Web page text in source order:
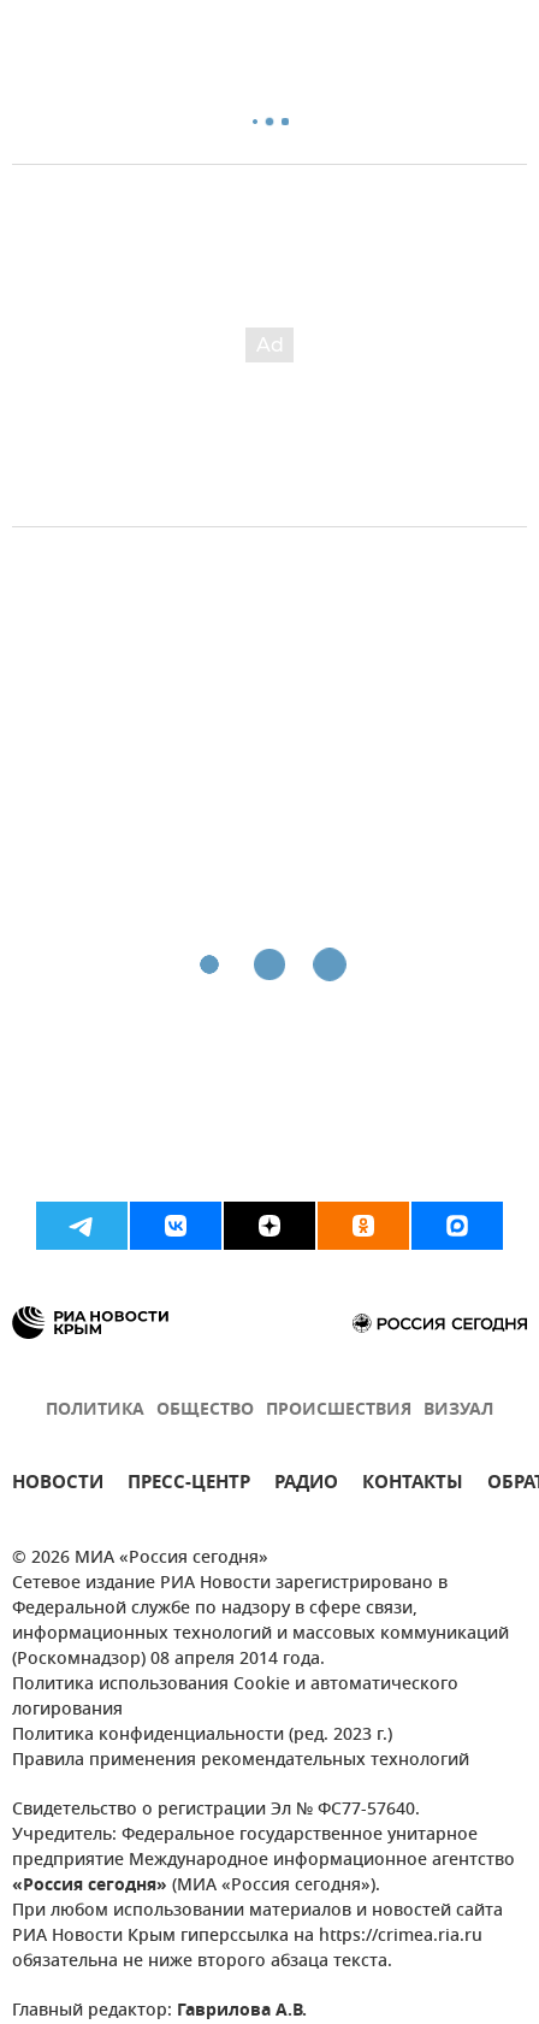
ПОЛИТИКА ОБЩЕСТВО ПРОИСШЕСТВИЯ ВИЗУАЛ
НОВОСТИ ПРЕСС-ЦЕНТР РАДИО КОНТАКТЫ
© 2026 МИА «Россия сегодня»
Сетевое издание РИА Новости зарегистрировано в
Федеральной службе по надзору в сфере связи,
информационных технологий и массовых коммуникаций
(Роскомнадзор) 08 апреля 2014 года.
Политика использования Cookie и автоматического
логирования
Политика конфиденциальности (ред. 2023 г.)
Правила применения рекомендательных технологий
Свидетельство о регистрации Эл № ФС77-57640.
Учредитель: Федеральное государственное унитарное
предприятие Международное информационное агентство
«Россия сегодня» (МИА «Россия сегодня»).
При любом использовании материалов и новостей сайта
РИА Новости Крым гиперссылка на https://crimea.ria.ru
обязательна не ниже второго абзаца текста.
Главный редактор: Гаврилова А.В.